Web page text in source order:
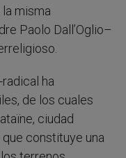
misma
Paolo Dall’Oglio–
ha
de los cuales
ciudad
constituye una